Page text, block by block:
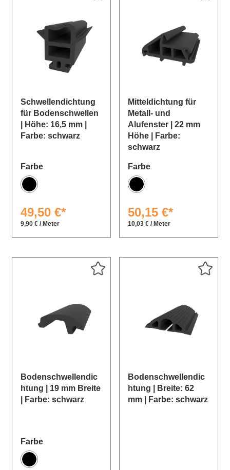
Schwellendichtung
für Bodenschwellen
| Höhe: 16,5 mm |
Farbe: schwarz
Farbeauswählen
Schwarz
49,50 €*
9,90 € / Meter
Mitteldichtung für
Metall- und
Alufenster | 22 mm
Höhe | Farbe:
schwarz
Farbeauswählen
Schwarz
50,15 €*
10,03 € / Meter
Bodenschwellendic
htung | 19 mm Breite
| Farbe: schwarz
Farbeauswählen
Schwarz
Bodenschwellendic
htung | Breite: 62
mm | Farbe: schwarz